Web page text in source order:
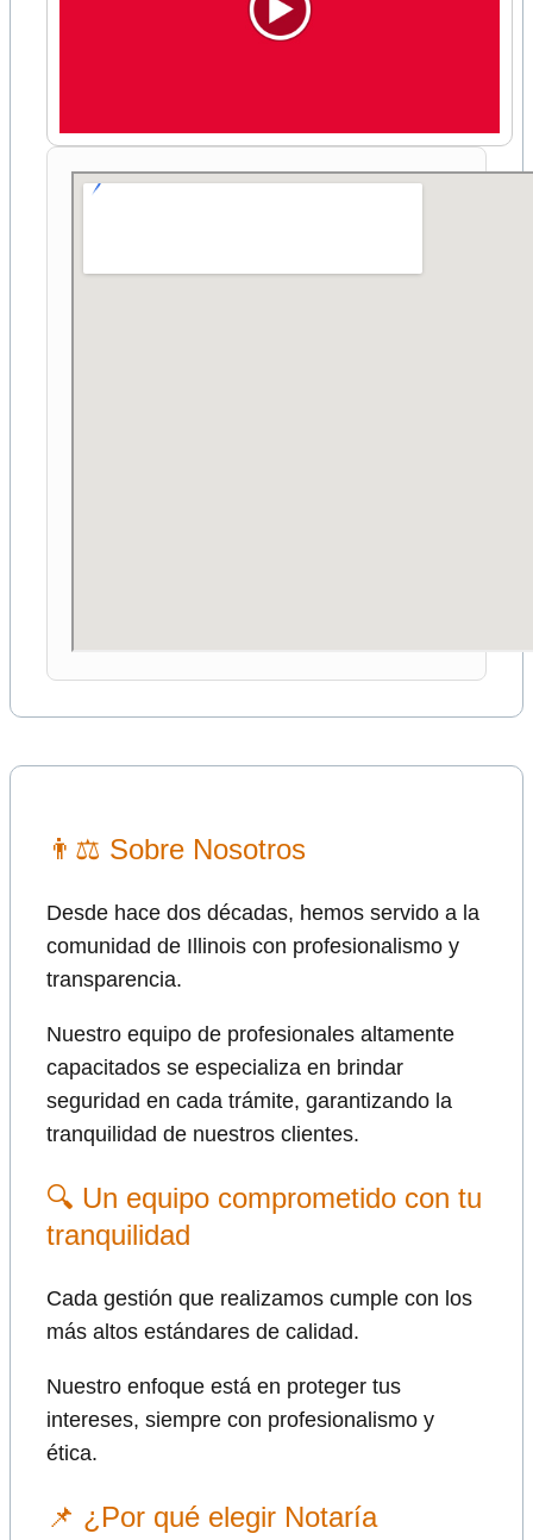
👨⚖ Sobre Nosotros
Desde hace dos décadas, hemos servido a la
comunidad de Illinois con profesionalismo y
transparencia.
Nuestro equipo de profesionales altamente
capacitados se especializa en brindar
seguridad en cada trámite, garantizando la
tranquilidad de nuestros clientes.
🔍 Un equipo comprometido con tu
tranquilidad
Cada gestión que realizamos cumple con los
más altos estándares de calidad.
Nuestro enfoque está en proteger tus
intereses, siempre con profesionalismo y
ética.
📌 ¿Por qué elegir Notaría